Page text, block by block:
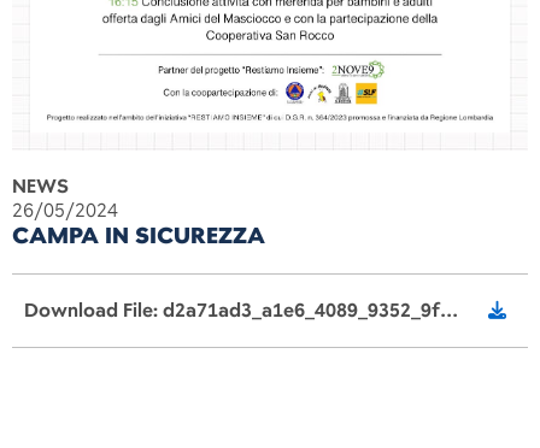
NEWS
26/05/2024
CAMPA IN SICUREZZA
Download File: d2a71ad3_a1e6_4089_9352_9f74ed8dcb00.pdf